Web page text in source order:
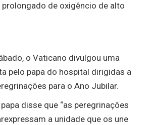
de oxigêncio de alto
o Vaticano divulgou uma
pelo papa do hospital dirigidas a
para o Ano Jubilar.
disse que “as peregrinações
a unidade que os une